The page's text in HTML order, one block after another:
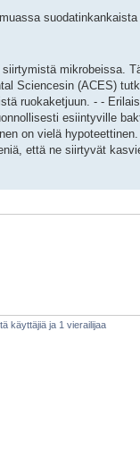
mikrobeissa.
Sciencesin (ACES)
ruokaketjuun. - -
esiintyville
on vielä
että ne siirtyvät
käyttäjiä ja 1 vierailijaa